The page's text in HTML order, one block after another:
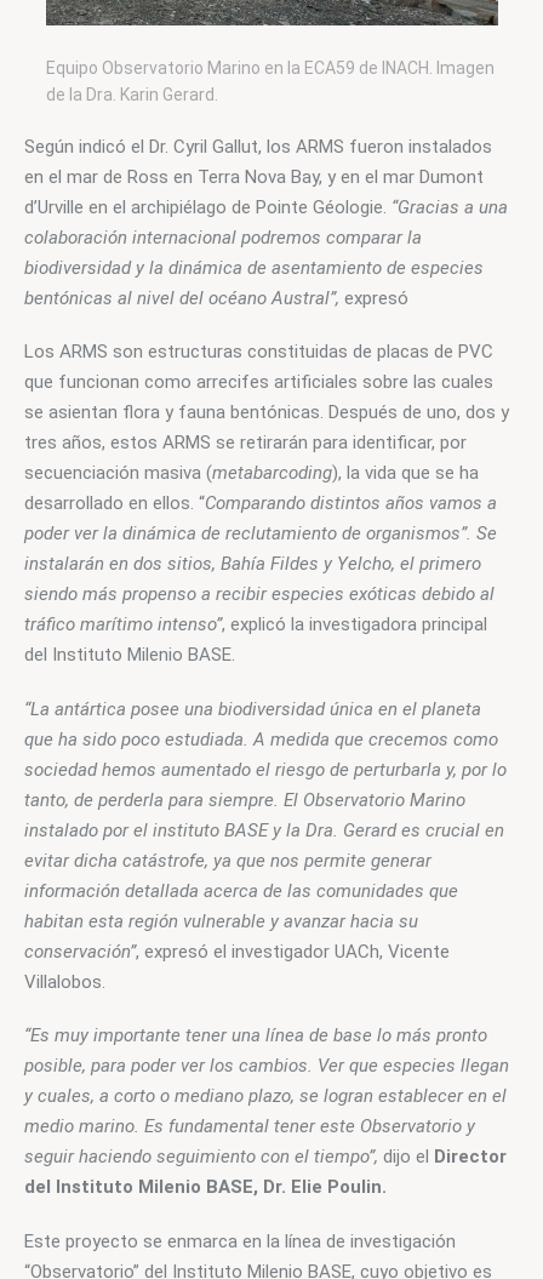
Equipo Observatorio Marino en la ECA59 de INACH. Imagen
de la Dra. Karin Gerard.
Según indicó el Dr. Cyril Gallut, los ARMS fueron instalados
en el mar de Ross en Terra Nova Bay, y en el mar Dumont
d’Urville en el archipiélago de Pointe Géologie. “Gracias a una
colaboración internacional podremos comparar la
biodiversidad y la dinámica de asentamiento de especies
bentónicas al nivel del océano Austral”, expresó
Los ARMS son estructuras constituidas de placas de PVC
que funcionan como arrecifes artificiales sobre las cuales
se asientan flora y fauna bentónicas. Después de uno, dos y
tres años, estos ARMS se retirarán para identificar, por
secuenciación masiva (metabarcoding), la vida que se ha
desarrollado en ellos. “Comparando distintos años vamos a
poder ver la dinámica de reclutamiento de organismos”. Se
instalarán en dos sitios, Bahía Fildes y Yelcho, el primero
siendo más propenso a recibir especies exóticas debido al
tráfico marítimo intenso”, explicó la investigadora principal
del Instituto Milenio BASE.
“La antártica posee una biodiversidad única en el planeta
que ha sido poco estudiada. A medida que crecemos como
sociedad hemos aumentado el riesgo de perturbarla y, por lo
tanto, de perderla para siempre. El Observatorio Marino
instalado por el instituto BASE y la Dra. Gerard es crucial en
evitar dicha catástrofe, ya que nos permite generar
información detallada acerca de las comunidades que
habitan esta región vulnerable y avanzar hacia su
conservación”, expresó el investigador UACh, Vicente
Villalobos.
“Es muy importante tener una línea de base lo más pronto
posible, para poder ver los cambios. Ver que especies llegan
y cuales, a corto o mediano plazo, se logran establecer en el
medio marino. Es fundamental tener este Observatorio y
seguir haciendo seguimiento con el tiempo”, dijo el
Director
del Instituto Milenio BASE, Dr. Elie Poulin.
Este proyecto se enmarca en la línea de investigación
“Observatorio” del Instituto Milenio BASE, cuyo objetivo es